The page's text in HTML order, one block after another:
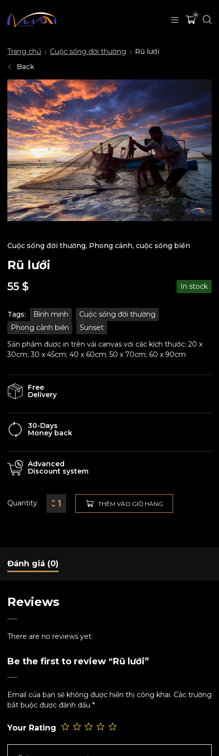
0
Trang chủ Cuộc sống đời thường
Rũ lưới
Back
Cuộc sống đời thường, Phong cảnh, cuộc sống biển
Rũ lưới
55 $ In stock
Tags: Bình minh
Cuộc sống đời thường
Phong cảnh biển
Sunset
Sản phẩm được in trên vải canvas với các kích thước: 20 x
30cm; 30 x 45cm; 40 x 60cm; 50 x 70cm; 60 x 90cm
Free
Delivery
30-Days
Money back
Advanced
Discount system
Quantity THÊM VÀO GIỎ HÀNG
Đánh giá (0)
Reviews
There are no reviews yet.
Be the first to review “Rũ lưới”
Email của bạn sẽ không được hiển thị công khai. Các trường
bắt buộc được đánh dấu *
Your Rating